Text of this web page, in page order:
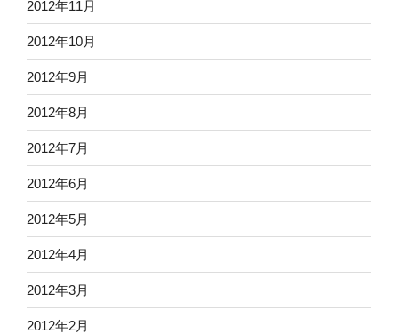
2012年11月
2012年10月
2012年9月
2012年8月
2012年7月
2012年6月
2012年5月
2012年4月
2012年3月
2012年2月